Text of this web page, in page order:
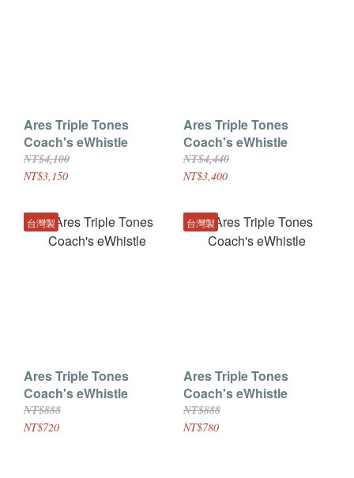
Ares Triple Tones
Coach's eWhistle
NT$4,100
NT$3,150
Ares Triple Tones
Coach's eWhistle
NT$4,440
NT$3,400
台灣製
Ares Triple Tones
Coach's eWhistle
NT$888
NT$720
台灣製
Ares Triple Tones
Coach's eWhistle
NT$888
NT$780